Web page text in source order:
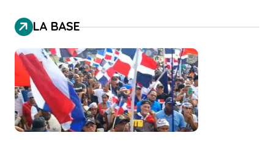
LA BASE